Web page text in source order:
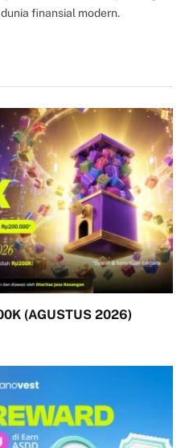
finansial modern.
(AGUSTUS 2026)